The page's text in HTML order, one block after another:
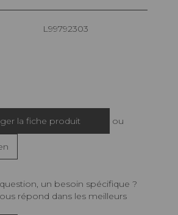
L99792303
la fiche produit ou
un besoin spécifique ?
répond dans les meilleurs